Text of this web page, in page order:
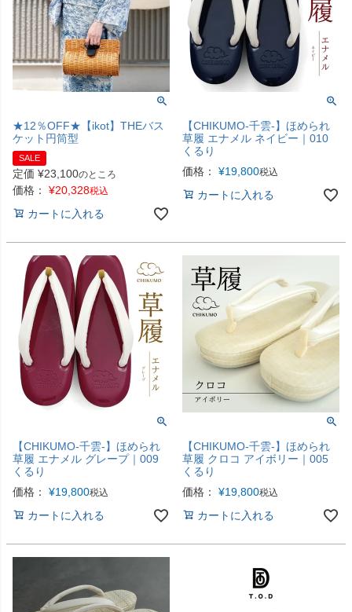
★12％OFF★【ikot】THEバス
ケット円筒型
SALE
定価 ¥23,100のところ
価格： ¥20,328税込
カートに入れる
【CHIKUMO-千雲-】ほめられ
草履 エナメル ネイビー｜010
くるり
価格：
¥19,800税込
カートに入れる
【CHIKUMO-千雲-】ほめられ
草履 エナメル グレープ｜009
くるり
価格：
¥19,800税込
カートに入れる
【CHIKUMO-千雲-】ほめられ
草履 クロコ アイボリー｜005
くるり
価格：
¥19,800税込
カートに入れる